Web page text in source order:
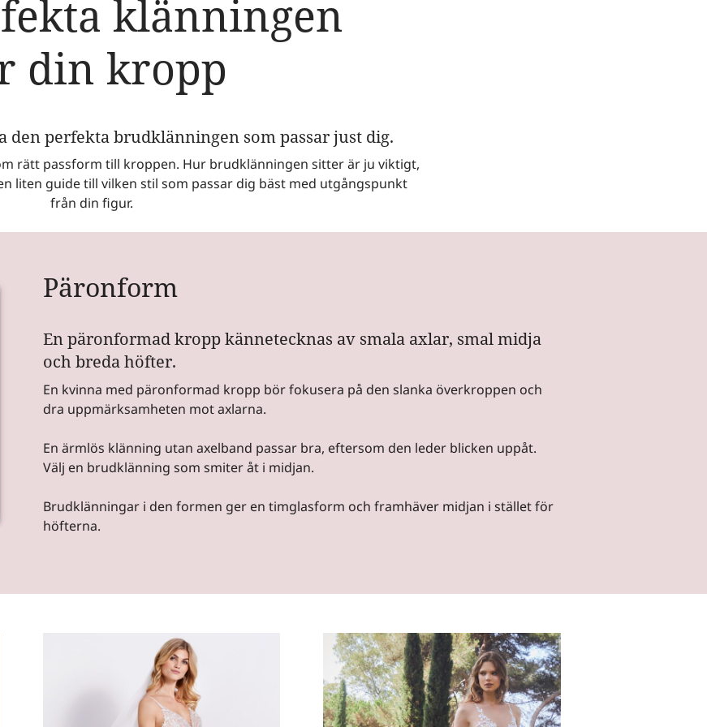
klänningen
din kropp
perfekta brudklänningen som passar just dig.
rätt passform till kroppen. Hur brudklänningen sitter är ju viktigt,
liten guide till vilken stil som passar dig bäst med utgångspunkt
från din figur.
Päronform
En päronformad kropp kännetecknas av smala axlar, smal midja
och breda höfter.
En kvinna med päronformad kropp bör fokusera på den slanka överkroppen och
dra uppmärksamheten mot axlarna.
En ärmlös klänning utan axelband passar bra, eftersom den leder blicken uppåt.
Välj en brudklänning som smiter åt i midjan.
Brudklänningar i den formen ger en timglasform och framhäver midjan i stället för
höfterna.